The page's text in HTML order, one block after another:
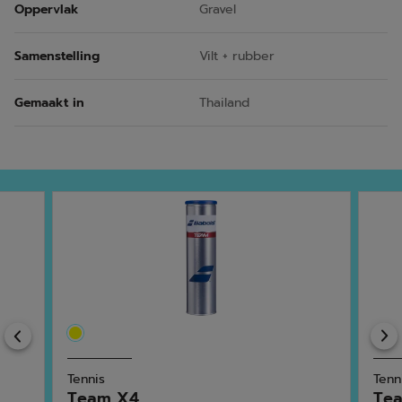
Oppervlak Gravel
Samenstelling Vilt + rubber
Gemaakt in Thailand
Previous
Tennis